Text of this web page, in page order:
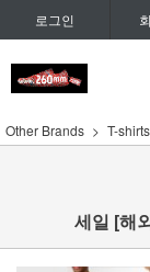
로그인
Other Brands T-
세일 [해